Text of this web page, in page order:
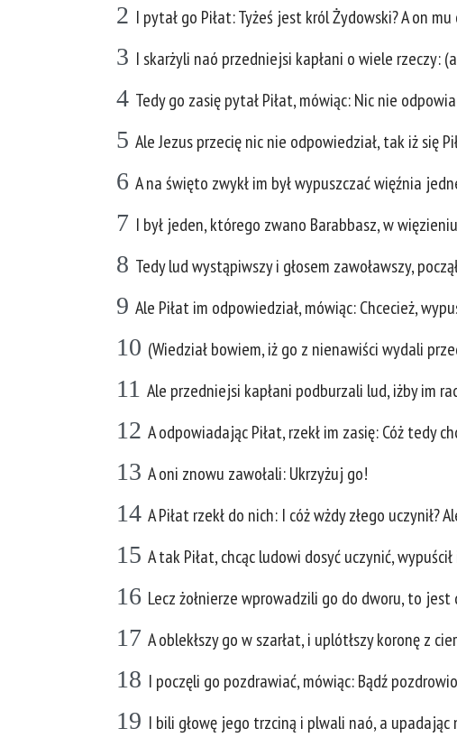
2 I pytał go Piłat: Tyżeś jest król Żydowski? A on
3 I skarżyli naó przedniejsi kapłani o wiele rzeczy:
4 Tedy go zasię pytał Piłat, mówiąc: Nic nie
5 Ale Jezus przecię nic nie odpowiedział, tak iż się
6 A na święto zwykł im był wypuszczać więźnia
7 I był jeden, którego zwano Barabbasz, w
8 Tedy lud wystąpiwszy i głosem zawoławszy,
9 Ale Piłat im odpowiedział, mówiąc: Chcecież,
10 (Wiedział bowiem, iż go z nienawiści wydali
11 Ale przedniejsi kapłani podburzali lud, iżby im
12 A odpowiadając Piłat, rzekł im zasię: Cóż tedy
13 A oni znowu zawołali: Ukrzyżuj go!
14 A Piłat rzekł do nich: I cóż wżdy złego
15 A tak Piłat, chcąc ludowi dosyć uczynić,
16 Lecz żołnierze wprowadzili go do dworu, to
17 A oblekłszy go w szarłat, i uplótłszy koronę z
18 I poczęli go pozdrawiać, mówiąc: Bądź
19 I bili głowę jego trzciną i plwali naó, a upadając